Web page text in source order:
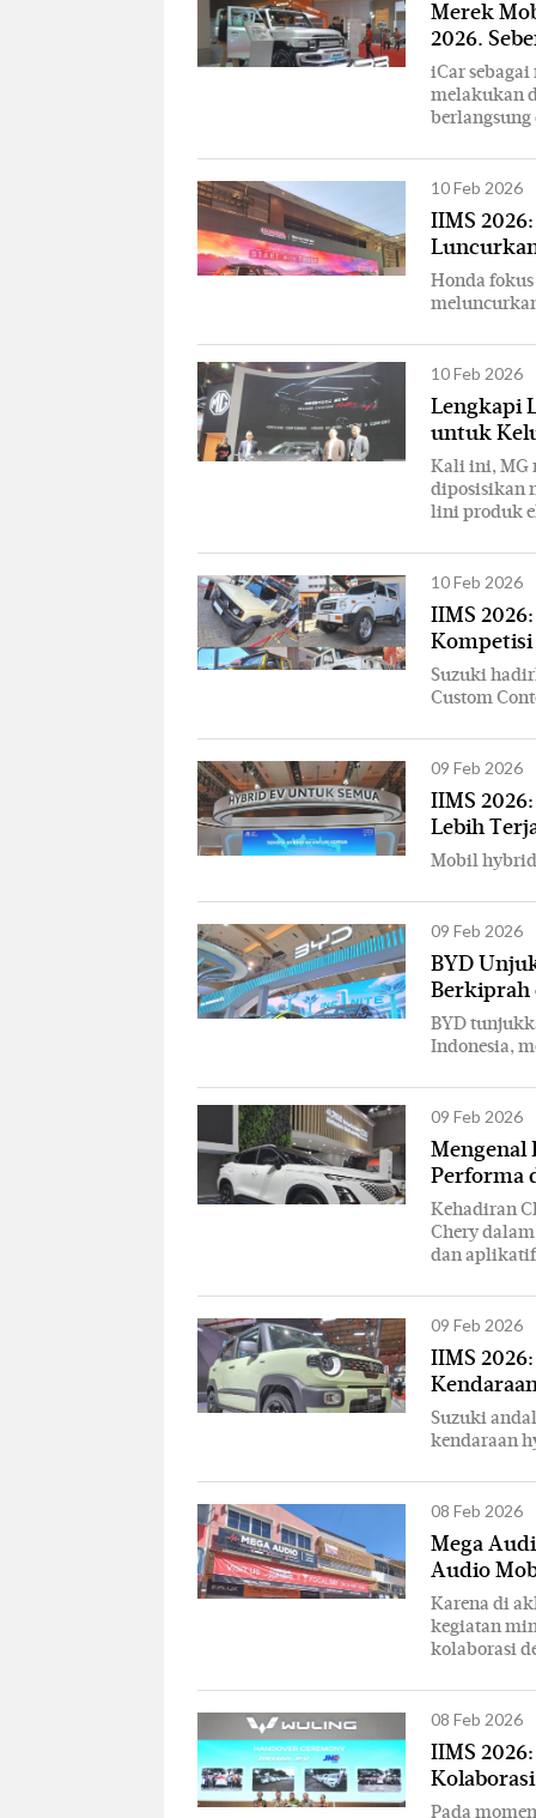
Merek
2026.
iCar
melakukan
10 Feb 2026
IIMS
Honda
10 Feb 2026
Lengkapi
untuk
Kali ini, MG
diposisikan
lini produk
10 Feb 2026
IIMS
Kompetisi
Suzuki
Custom
09 Feb 2026
IIMS
Lebih
Mobil
09 Feb 2026
BYD
Berkiprah
BYD
Indonesia,
09 Feb 2026
Mengenal
Performa
Kehadiran
Chery
dan aplikatif
09 Feb 2026
IIMS
Suzuki
kendaraan
08 Feb 2026
Mega
Audio
Karena di
kegiatan
kolaborasi
08 Feb 2026
IIMS
Pada